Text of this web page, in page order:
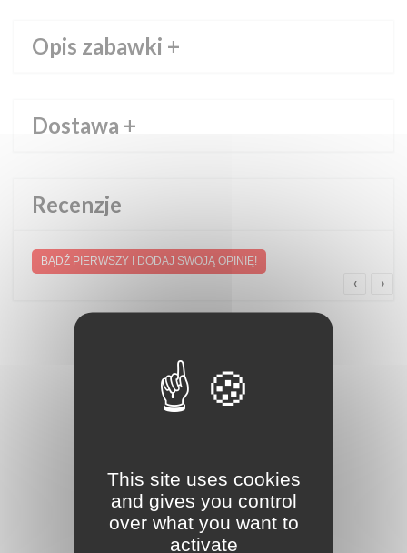
Opis zabawki +
Dostawa +
Recenzje
BĄDŹ PIERWSZY I DODAJ SWOJĄ OPINIĘ!
‹ ›
This site uses cookies
and gives you control
over what you want to
activate